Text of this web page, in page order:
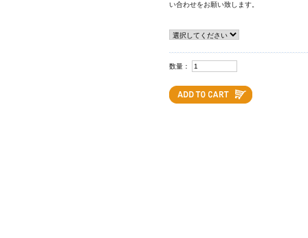
い合わせをお願い致します。
数量：